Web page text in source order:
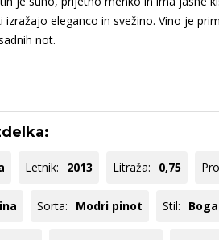
wine
Pommery
Sanctum
Sveže belo
Poglej vse
izražajo eleganco in svežino. Vino je
not.
Letnik: 2013 Litraža: 0,75
Sorta: Modri pinot Stil: